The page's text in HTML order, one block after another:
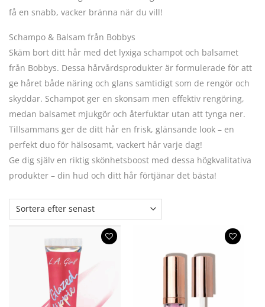
få en snabb, vacker bränna när du vill!
Schampo & Balsam från Bobbys
Skäm bort ditt hår med det lyxiga schampot och balsamet
från Bobbys. Dessa hårvårdsprodukter är formulerade för att
ge håret både näring och glans samtidigt som de rengör och
skyddar. Schampot ger en skonsam men effektiv rengöring,
medan balsamet mjukgör och återfuktar utan att tynga ner.
Tillsammans ger de ditt hår en frisk, glänsande look – en
perfekt duo för hälsosamt, vackert hår varje dag!
Ge dig själv en riktig skönhetsboost med dessa högkvalitativa
produkter – din hud och ditt hår förtjänar det bästa!